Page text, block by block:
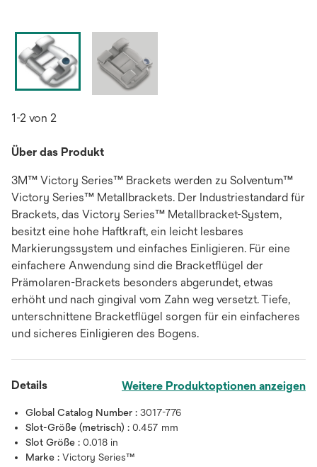
1-2 von 2
Über das Produkt
3M™ Victory Series™ Brackets werden zu Solventum™
Victory Series™ Metallbrackets. Der Industriestandard für
Brackets, das Victory Series™ Metallbracket-System,
besitzt eine hohe Haftkraft, ein leicht lesbares
Markierungssystem und einfaches Einligieren. Für eine
einfachere Anwendung sind die Bracketflügel der
Prämolaren-Brackets besonders abgerundet, etwas
erhöht und nach gingival vom Zahn weg versetzt. Tiefe,
unterschnittene Bracketflügel sorgen für ein einfacheres
und sicheres Einligieren des Bogens.
Details Weitere Produktoptionen anzeigen
Global Catalog Number : 3017-776
Slot-Größe (metrisch) : 0.457 mm
Slot Größe : 0.018 in
Marke : Victory Series™